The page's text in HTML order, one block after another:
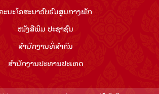
ຄະນະໂຄສະນາອົບຮົມ​ສູນ​ກາງ​ພັກ
ໜັງສືພິມ ປະ​ຊາ​ຊົນ
ສຳ​ນັກ​ງານ​ທີ່​ສຳ​ຄັນ
ສຳ​ນັກ​ງານ​ປະ​ທານ​ປະ​ເທດ